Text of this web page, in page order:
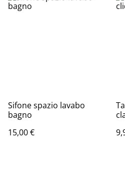
Sifone spazio lavabo
bagno
15,00 €